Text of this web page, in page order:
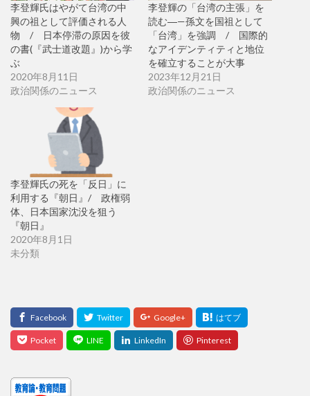
李登輝氏はやがて台湾の中
興の祖として評価される人
物 / 日本停滞の原因を彼
の書(『武士道改題』)から学
ぶ
2020年8月11日
政治関係のニュース
李登輝の「台湾の主張」を
読む―—孫文を国祖として
「台湾」を強調 / 国際的
なアイデンティティと地位
を確立することが大事
2023年12月21日
政治関係のニュース
李登輝氏の死を「反日」に
利用する『朝日』/ 政権弱
体、日本国家沈没を狙う
『朝日』
2020年8月1日
未分類